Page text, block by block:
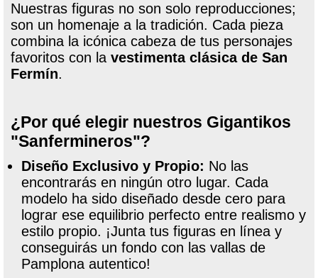
Nuestras figuras no son solo reproducciones;
son un homenaje a la tradición. Cada pieza
combina la icónica cabeza de tus personajes
favoritos con la vestimenta clásica de San
Fermín.
¿Por qué elegir nuestros Gigantikos
"Sanfermineros"?
Diseño Exclusivo y Propio: No las
encontrarás en ningún otro lugar. Cada
modelo ha sido diseñado desde cero para
lograr ese equilibrio perfecto entre realismo y
estilo propio. ¡Junta tus figuras en línea y
conseguirás un fondo con las vallas de
Pamplona autentico!